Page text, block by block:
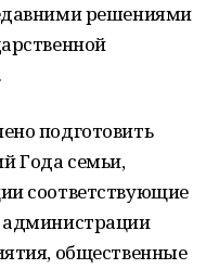
решениями
подготовить
Года семьи,
соответствующие
администрации
общественные